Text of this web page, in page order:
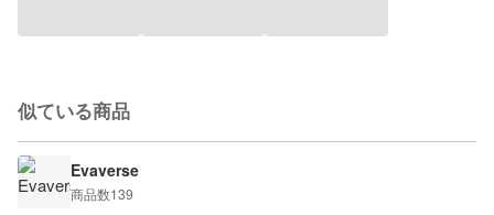
似ている商品
Evaverse
商品数139